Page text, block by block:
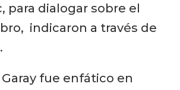
para dialogar sobre el
indicaron a través de
fue enfático en